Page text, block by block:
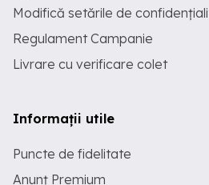
Modifică setările de
Regulament Campanie
Livrare cu verificare colet
Informații utile
Puncte de fidelitate
Anunț Premium